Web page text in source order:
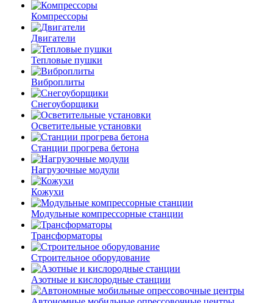
Компрессоры
Двигатели
Тепловые пушки
Виброплиты
Снегоуборщики
Осветительные установки
Станции прогрева бетона
Нагрузочные модули
Кожухи
Модульные компрессорные станции
Трансформаторы
Строительное оборудование
Азотные и кислородные станции